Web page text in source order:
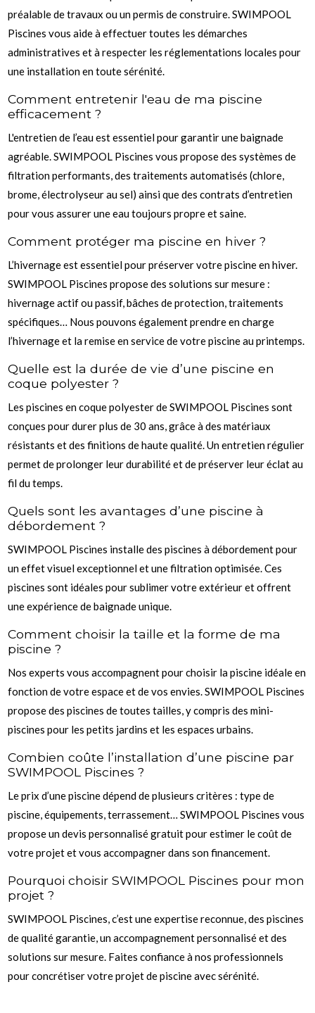
préalable de travaux ou un permis de construire. SWIMPOOL
Piscines vous aide à effectuer toutes les démarches
administratives et à respecter les réglementations locales pour
une installation en toute sérénité.
Comment entretenir l'eau de ma piscine
efficacement ?
L'entretien de l’eau est essentiel pour garantir une baignade
agréable. SWIMPOOL Piscines vous propose des systèmes de
filtration performants, des traitements automatisés (chlore,
brome, électrolyseur au sel) ainsi que des contrats d’entretien
pour vous assurer une eau toujours propre et saine.
Comment protéger ma piscine en hiver ?
L’hivernage est essentiel pour préserver votre piscine en hiver.
SWIMPOOL Piscines propose des solutions sur mesure :
hivernage actif ou passif, bâches de protection, traitements
spécifiques… Nous pouvons également prendre en charge
l’hivernage et la remise en service de votre piscine au printemps.
Quelle est la durée de vie d’une piscine en
coque polyester ?
Les piscines en coque polyester de SWIMPOOL Piscines sont
conçues pour durer plus de 30 ans, grâce à des matériaux
résistants et des finitions de haute qualité. Un entretien régulier
permet de prolonger leur durabilité et de préserver leur éclat au
fil du temps.
Quels sont les avantages d’une piscine à
débordement ?
SWIMPOOL Piscines installe des piscines à débordement pour
un effet visuel exceptionnel et une filtration optimisée. Ces
piscines sont idéales pour sublimer votre extérieur et offrent
une expérience de baignade unique.
Comment choisir la taille et la forme de ma
piscine ?
Nos experts vous accompagnent pour choisir la piscine idéale en
fonction de votre espace et de vos envies. SWIMPOOL Piscines
propose des piscines de toutes tailles, y compris des mini-
piscines pour les petits jardins et les espaces urbains.
Combien coûte l’installation d’une piscine par
SWIMPOOL Piscines ?
Le prix d’une piscine dépend de plusieurs critères : type de
piscine, équipements, terrassement… SWIMPOOL Piscines vous
propose un devis personnalisé gratuit pour estimer le coût de
votre projet et vous accompagner dans son financement.
Pourquoi choisir SWIMPOOL Piscines pour mon
projet ?
SWIMPOOL Piscines, c’est une expertise reconnue, des piscines
de qualité garantie, un accompagnement personnalisé et des
solutions sur mesure. Faites confiance à nos professionnels
pour concrétiser votre projet de piscine avec sérénité.